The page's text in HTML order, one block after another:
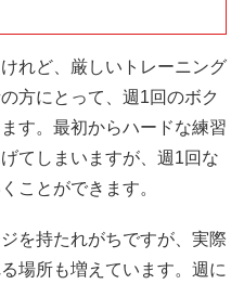
れど、厳しいトレーニング
方にとって、週1回のボク
す。最初からハードな練習
てしまいますが、週1回な
ことができます。
を持たれがちですが、実際
場所も増えています。週に